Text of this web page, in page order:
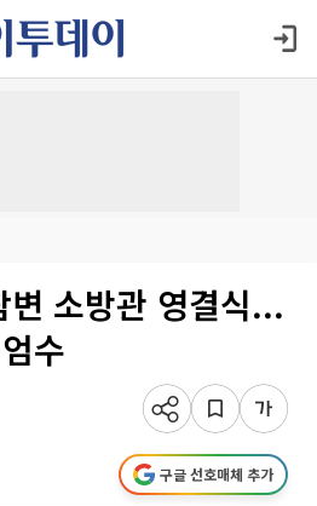
변 소방관 영결식...
수
구글 선호매체 추가